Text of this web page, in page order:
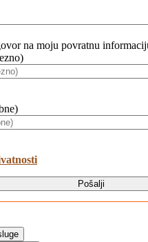
na moju povratnu
Pošalji